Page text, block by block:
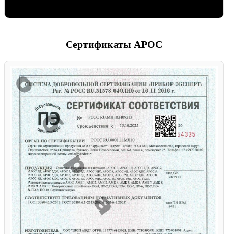
Сертификаты АРОС